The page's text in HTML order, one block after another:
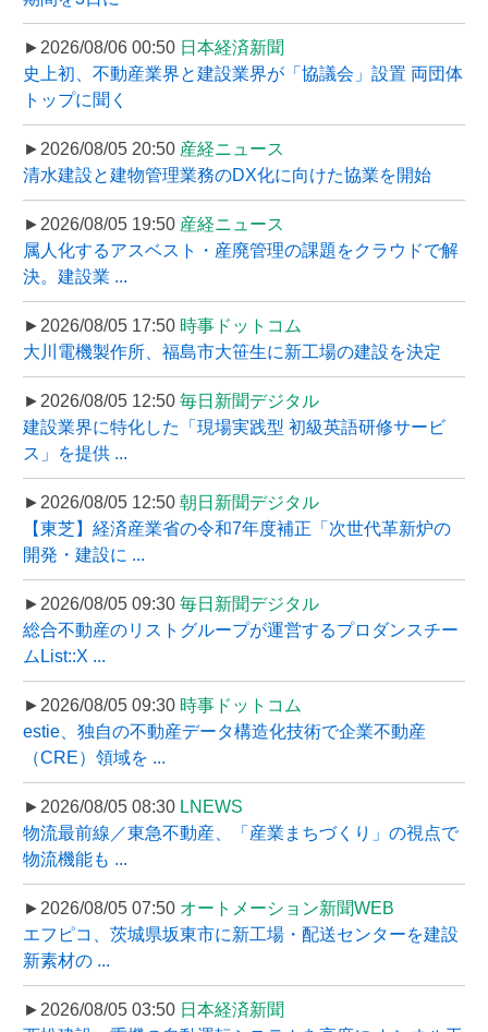
►2026/08/06 00:50 日本経済新聞
史上初、不動産業界と建設業界が「協議会」設置 両団体
トップに聞く
►2026/08/05 20:50 産経ニュース
清水建設と建物管理業務のDX化に向けた協業を開始
►2026/08/05 19:50 産経ニュース
属人化するアスベスト・産廃管理の課題をクラウドで解
決。建設業 ...
►2026/08/05 17:50 時事ドットコム
大川電機製作所、福島市大笹生に新工場の建設を決定
►2026/08/05 12:50 毎日新聞デジタル
建設業界に特化した「現場実践型 初級英語研修サービ
ス」を提供 ...
►2026/08/05 12:50 朝日新聞デジタル
【東芝】経済産業省の令和7年度補正「次世代革新炉の
開発・建設に ...
►2026/08/05 09:30 毎日新聞デジタル
総合不動産のリストグループが運営するプロダンスチー
ムList::X ...
►2026/08/05 09:30 時事ドットコム
estie、独自の不動産データ構造化技術で企業不動産
（CRE）領域を ...
►2026/08/05 08:30 LNEWS
物流最前線／東急不動産、「産業まちづくり」の視点で
物流機能も ...
►2026/08/05 07:50 オートメーション新聞WEB
エフピコ、茨城県坂東市に新工場・配送センターを建設
新素材の ...
►2026/08/05 03:50 日本経済新聞